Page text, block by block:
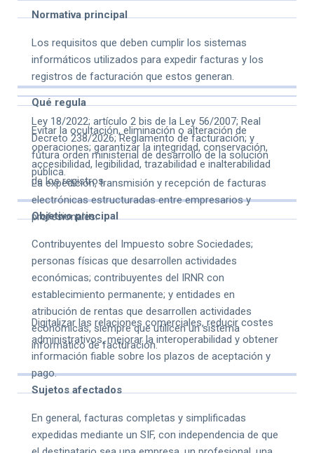
Normativa principal
Ley 18/2022; artículo 2 bis de la Ley 56/2007; Real
Decreto 238/2026; Reglamento de facturación; y
futura orden ministerial de desarrollo de la solución
pública.
Los requisitos que deben cumplir los sistemas
informáticos utilizados para expedir facturas y los
registros de facturación que estos generan.
Qué regula
La expedición, transmisión y recepción de facturas
electrónicas estructuradas entre empresarios y
profesionales.
Evitar la ocultación, eliminación o alteración de
operaciones; garantizar la integridad, conservación,
accesibilidad, legibilidad, trazabilidad e inalterabilidad
de los registros.
Objetivo principal
Digitalizar las relaciones comerciales, reducir costes
administrativos, mejorar la interoperabilidad y obtener
información fiable sobre los plazos de aceptación y
pago.
Contribuyentes del Impuesto sobre Sociedades;
personas físicas que desarrollen actividades
económicas; contribuyentes del IRNR con
establecimiento permanente; y entidades en
atribución de rentas que desarrollen actividades
económicas, siempre que utilicen un sistema
informático de facturación.
Sujetos afectados
En general, facturas completas y simplificadas
expedidas mediante un SIF, con independencia de que